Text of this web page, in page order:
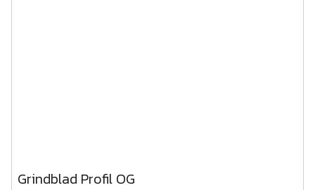
Grindblad Profil OG